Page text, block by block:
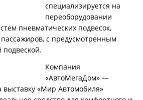
специализируется на
переоборудовании
пневматических подвесок,
с предусмотренным
Компания
«АвтоМегаДом» —
«Мир Автомобиля»